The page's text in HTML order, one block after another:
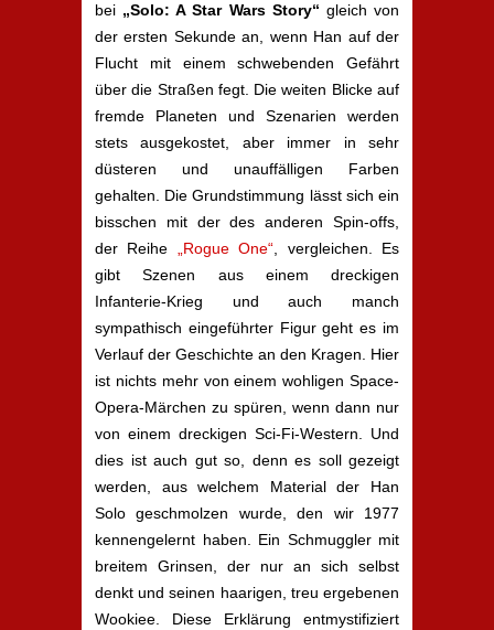
bei „Solo: A Star Wars Story“ gleich von
der ersten Sekunde an, wenn Han auf der
Flucht mit einem schwebenden Gefährt
über die Straßen fegt. Die weiten Blicke auf
fremde Planeten und Szenarien werden
stets ausgekostet, aber immer in sehr
düsteren und unauffälligen Farben
gehalten. Die Grundstimmung lässt sich ein
bisschen mit der des anderen Spin-offs,
der Reihe
„Rogue One“ , vergleichen. Es
gibt Szenen aus einem dreckigen
Infanterie-Krieg und auch manch
sympathisch eingeführter Figur geht es im
Verlauf der Geschichte an den Kragen. Hier
ist nichts mehr von einem wohligen Space-
Opera-Märchen zu spüren, wenn dann nur
von einem dreckigen Sci-Fi-Western. Und
dies ist auch gut so, denn es soll gezeigt
werden, aus welchem Material der Han
Solo geschmolzen wurde, den wir 1977
kennengelernt haben. Ein Schmuggler mit
breitem Grinsen, der nur an sich selbst
denkt und seinen haarigen, treu ergebenen
Wookiee. Diese Erklärung entmystifiziert